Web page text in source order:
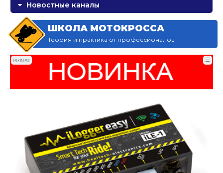
Новостные каналы
ШКОЛА МОТОКРОССА
Теория и практика от профессионалов
Реклама ☰